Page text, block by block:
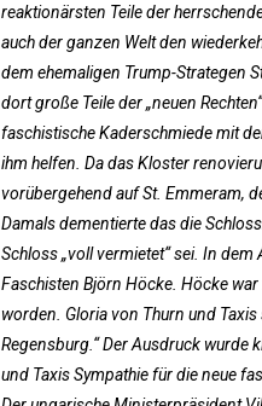
reaktionärsten Teile der
auch der ganzen Welt den
dem ehemaligen Trump-Strategen
dort große Teile der „neuen
faschistische Kaderschmiede mit
ihm helfen. Da das Kloster
vorübergehend auf St. Emmeram,
Damals dementierte das die
Schloss „voll vermietet“ sei. In
Faschisten Björn Höcke. Höcke
worden. Gloria von Thurn und
Regensburg.“ Der Ausdruck wurde
und Taxis Sympathie für die neue